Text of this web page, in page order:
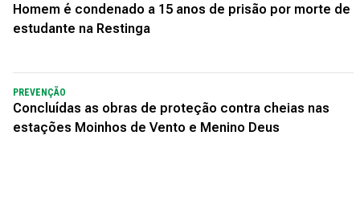
Homem é condenado a 15 anos de prisão por morte de
estudante na Restinga
PREVENÇÃO
Concluídas as obras de proteção contra cheias nas
estações Moinhos de Vento e Menino Deus